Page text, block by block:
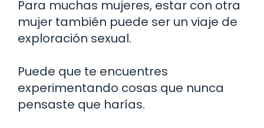
Para muchas mujeres, estar con otra
mujer también puede ser un viaje de
exploración sexual.
Puede que te encuentres
experimentando cosas que nunca
pensaste que harías.